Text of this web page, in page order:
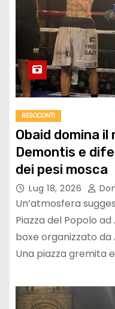
RESOCONTI
Obaid domina
Demontis e
dei pesi mosca
Lug 18, 2026
Un’atmosfera
Piazza del Popolo
boxe organizzato da
Una piazza gremita